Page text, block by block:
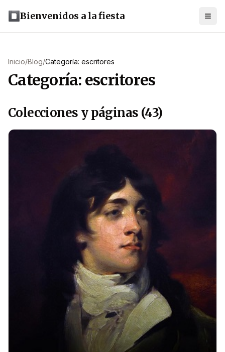
Bienvenidos a la fiesta
Inicio/Blog/Categoría: escritores
Categoría: escritores
Colecciones y páginas (43)